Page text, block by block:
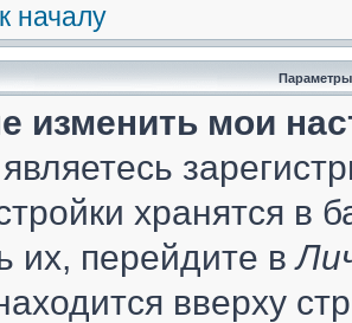
началу
Параметры
изменить мои
хранятся в
их, перейдите в
вверху